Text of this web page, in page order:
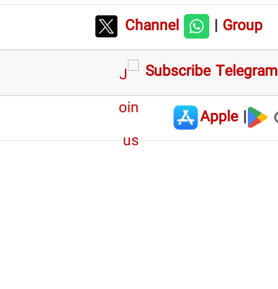
Channel |Group
Subscribe Telegram
|
Apple